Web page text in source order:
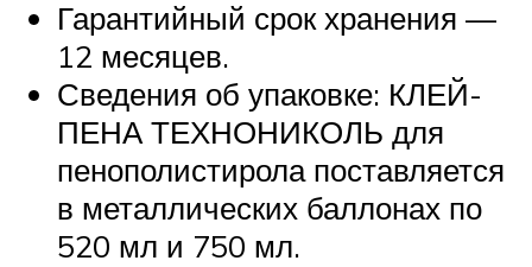
Гарантийный срок хранения —
12 месяцев.
Сведения об упаковке: КЛЕЙ-
ПЕНА ТЕХНОНИКОЛЬ для
пенополистирола поставляется
в металлических баллонах по
520 мл и 750 мл.